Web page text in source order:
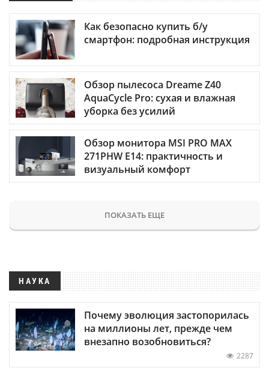
Как безопасно купить б/у
смартфон: подробная инструкция
Обзор пылесоса Dreame Z40
AquaCycle Pro: сухая и влажная
уборка без усилий
Обзор монитора MSI PRO MAX
271PHW E14: практичность и
визуальный комфорт
ПОКАЗАТЬ ЕЩЕ
НАУКА
Почему эволюция застопорилась
на миллионы лет, прежде чем
внезапно возобновиться?
2287